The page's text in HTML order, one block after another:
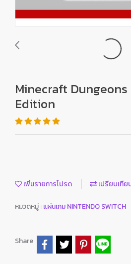
Minecraft
Edition
เพิ่มรายการโปรด เปรียบเทีย
หมวดหมู่ :แผ่นเกม NINTENDO SWITCH
Share